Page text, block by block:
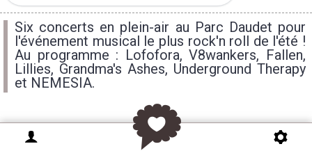
Six concerts en plein-air au Parc Daudet pour
l'événement musical le plus rock'n roll de l'été !
Au programme : Lofofora, V8wankers, Fallen,
Lillies, Grandma's Ashes, Underground Therapy
et NEMESIA.
La nouvelle édition de l’incontournable festival de fin
d’été le « Tribal Fest », orchestré par Tribal Roch, est